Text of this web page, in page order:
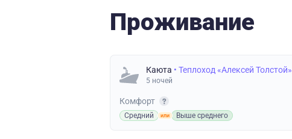
Проживание
Каюта • Теплоход «Алексей Толстой»
5 ночей
Комфорт
Средний Выше среднего